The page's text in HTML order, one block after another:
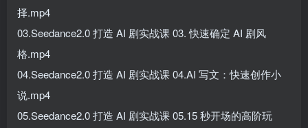
择.mp4
03.Seedance2.0 打造 AI 剧实战课 03. 快速确定 AI 剧风
格.mp4
04.Seedance2.0 打造 AI 剧实战课 04.AI 写文：快速创作小
说.mp4
05.Seedance2.0 打造 AI 剧实战课 05.15 秒开场的高阶玩